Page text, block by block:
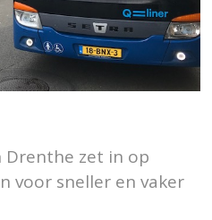
Drenthe zet in op
voor sneller en vaker